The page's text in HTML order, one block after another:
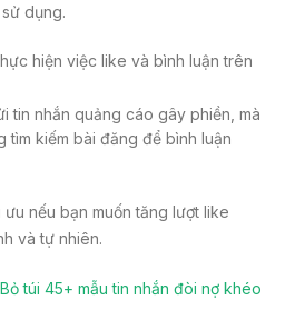
dụng.
hiện việc like và bình luận trên
tin nhắn quảng cáo gây phiền, mà
tìm kiếm bài đăng để bình luận
nếu bạn muốn tăng lượt like
và tự nhiên.
Bỏ túi 45+ mẫu tin nhắn đòi nợ khéo